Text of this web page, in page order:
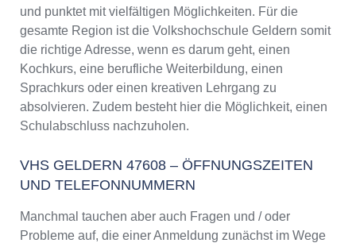
Weiterbildung in Geldern
VHS Geldern Programm 2025 / 2026
und punktet mit vielfältigen Möglichkeiten. Für die
gesamte Region ist die Volkshochschule Geldern somit
die richtige Adresse, wenn es darum geht, einen
Kochkurs, eine berufliche Weiterbildung, einen
Sprachkurs oder einen kreativen Lehrgang zu
absolvieren. Zudem besteht hier die Möglichkeit, einen
Schulabschluss nachzuholen.
VHS GELDERN 47608 – ÖFFNUNGSZEITEN
UND TELEFONNUMMERN
Manchmal tauchen aber auch Fragen und / oder
Probleme auf, die einer Anmeldung zunächst im Wege